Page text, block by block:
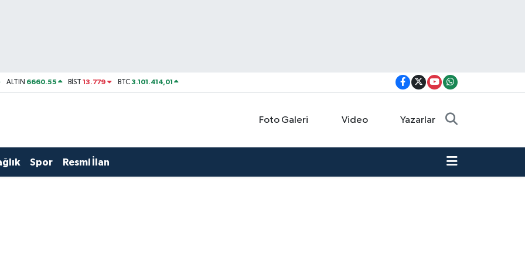
ALTIN 6660.55 BİST13.779 BTC3.101.414,01
Foto Galeri Video Yazarlar
Spor Resmi İlan